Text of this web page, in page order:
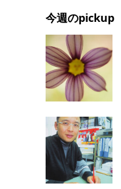
今週のpickup